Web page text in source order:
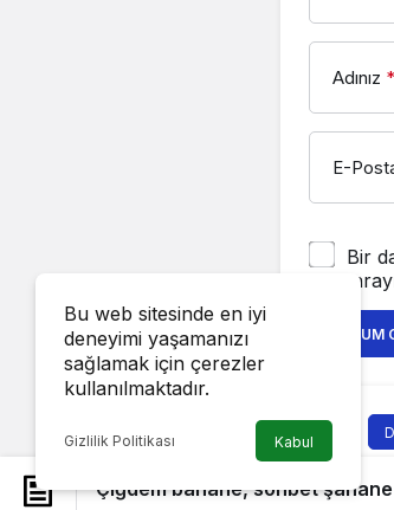
Adınız *
E-
Bir
YORUM
Çiğdem bahane, sohbet şahane
Bu web sitesinde en iyi
deneyimi yaşamanızı
sağlamak için çerezler
kullanılmaktadır.
Gizlilik Politikası Kabul